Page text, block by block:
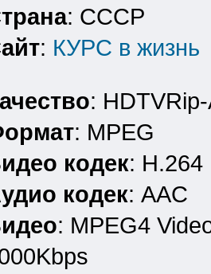
: СССР
: КУРС в жизнь
:
: MPEG
кодек: H.264
кодек: AАC
: MPEG4